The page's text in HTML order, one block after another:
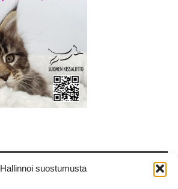
Hallinnoi suostumusta